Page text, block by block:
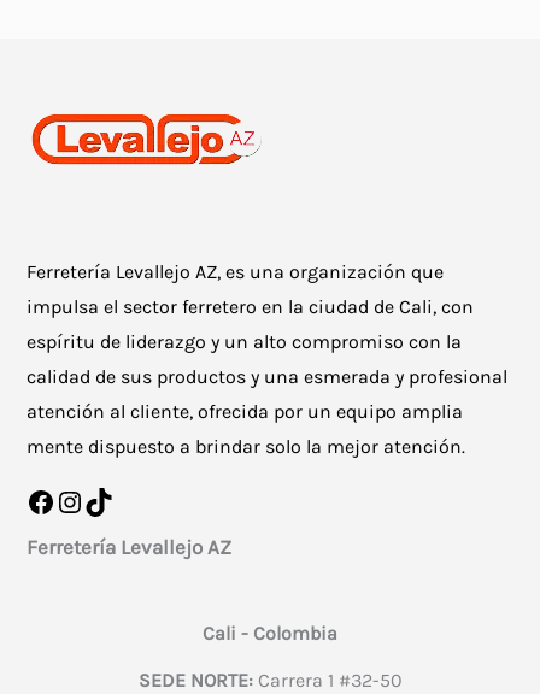
Ferretería Levallejo AZ, es una organización que
impulsa el sector ferretero en la ciudad de Cali, con
espíritu de liderazgo y un alto compromiso con la
calidad de sus productos y una esmerada y profesional
atención al cliente, ofrecida por un equipo amplia
mente dispuesto a brindar solo la mejor atención.
Facebook
Instagram
TikTok
Ferretería Levallejo AZ
Cali - Colombia
SEDE NORTE:Carrera 1 #32-50